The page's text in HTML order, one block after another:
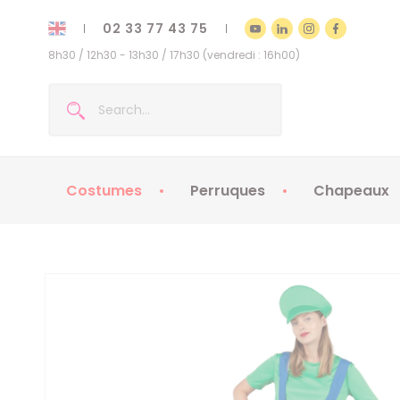
02 33 77 43 75
8h30 / 12h30 - 13h30 / 17h30 (vendredi : 16h00)
Costumes Perruques Chapeaux